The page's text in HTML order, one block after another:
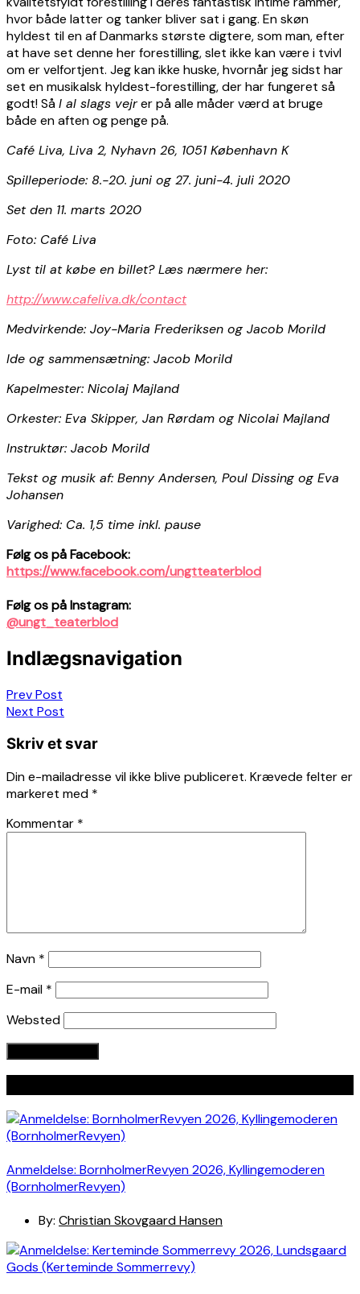
hvor både latter og tanker bliver sat i gang. En skøn
hyldest til en af Danmarks største digtere, som man, efter
at have set denne her forestilling, slet ikke kan være i tvivl
om er velfortjent. Jeg kan ikke huske, hvornår jeg sidst har
set en musikalsk hyldest-forestilling, der har fungeret så
godt! SåI al slags vejrer på alle måder værd at bruge
både en aften og penge på.
Café Liva, Liva 2, Nyhavn 26, 1051 København K
Spilleperiode: 8.-20. juni og 27. juni-4. juli 2020
Set den 11. marts 2020
Foto: Café Liva
Lyst til at købe en billet? Læs nærmere her:
http://www.cafeliva.dk/contact
Medvirkende: Joy-Maria Frederiksen og Jacob Morild
Ide og sammensætning: Jacob Morild
Kapelmester: Nicolaj Majland
Orkester: Eva Skipper, Jan Rørdam og Nicolai Majland
Instruktør: Jacob Morild
Tekst og musik af: Benny Andersen, Poul Dissing og Eva
Johansen
Varighed: Ca. 1,5 time inkl. pause
Følg os på Facebook:
https://www.facebook.com/ungtteaterblod
Følg os på Instagram:
@ungt_teaterblod
Indlægsnavigation
Prev Post
Next Post
Skriv et svar
Din e-mailadresse vil ikke blive publiceret. Krævede felter er
markeret med *
Kommentar *
Navn *
E-mail *
Websted
Anmeldelse: BornholmerRevyen 2026, Kyllingemoderen
(BornholmerRevyen)
By: Christian Skovgaard Hansen